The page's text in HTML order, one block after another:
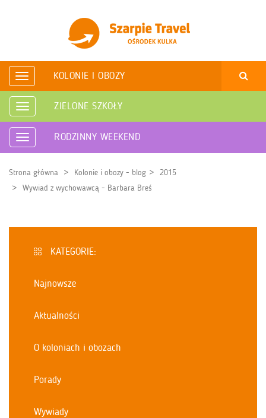
Rozwiń
nawigację
KOLONIE I OBOZY
Rozwiń
nawigację
ZIELONE SZKOŁY
Rozwiń
nawigację
RODZINNY WEEKEND
Strona główna Kolonie i obozy - blog
2015
Wywiad z wychowawcą - Barbara Breś
KATEGORIE:
Najnowsze
Aktualności
O koloniach i obozach
Porady
Wywiady